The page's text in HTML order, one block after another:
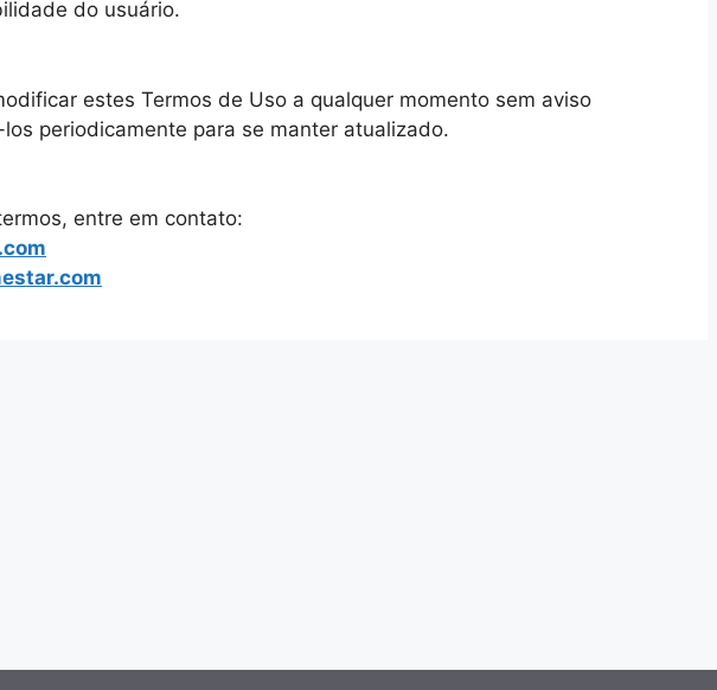
do usuário.
estes Termos de Uso a qualquer momento sem aviso
periodicamente para se manter atualizado.
entre em contato: